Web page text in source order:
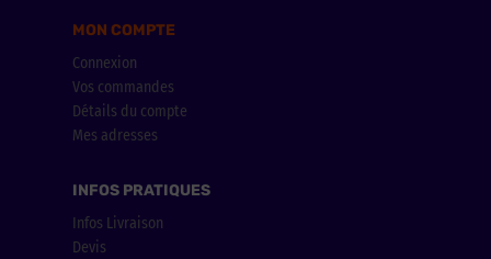
MON COMPTE
Connexion
Vos commandes
Détails du compte
Mes adresses
INFOS PRATIQUES
Infos Livraison
Devis